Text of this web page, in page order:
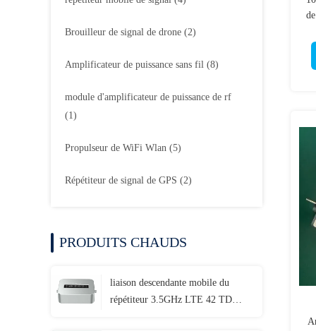
Brouilleur de signal de drone (2)
Amplificateur de puissance sans fil (8)
module d'amplificateur de puissance de rf
(1)
Propulseur de WiFi Wlan (5)
Répétiteur de signal de GPS (2)
PRODUITS CHAUDS
liaison descendante mobile du
répétiteur 3.5GHz LTE 42 TD